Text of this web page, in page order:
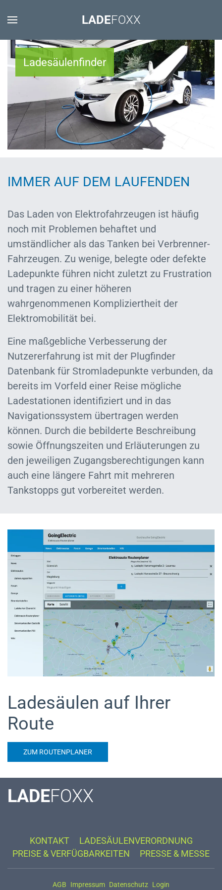
LADEFOXX
Ladesäulenfinder
IMMER AUF DEM LAUFENDEN
Das Laden von Elektrofahrzeugen ist häufig
noch mit Problemen behaftet und
umständlicher als das Tanken bei Verbrenner-
Fahrzeugen. Zu wenige, belegte oder defekte
Ladepunkte führen nicht zuletzt zu Frustration
und tragen zu einer höheren
wahrgenommenen Kompliziertheit der
Elektromobilität bei.
Eine maßgebliche Verbesserung der
Nutzererfahrung ist mit der Plugfinder
Datenbank für Stromladepunkte verbunden, da
bereits im Vorfeld einer Reise mögliche
Ladestationen identifiziert und in das
Navigationssystem übertragen werden
können. Durch die bebilderte Beschreibung
sowie Öffnungszeiten und Erläuterungen zu
den jeweiligen Zugangsberechtigungen kann
auch eine längere Fahrt mit mehreren
Tankstopps gut vorbereitet werden.
Ladesäulen auf Ihrer
Route
ZUM ROUTENPLANER
LADEFOXX
KONTAKT
LADESÄULENVERORDNUNG
PREISE & VERFÜGBARKEITEN
PRESSE & MESSE
AGB Impressum Datenschutz Login